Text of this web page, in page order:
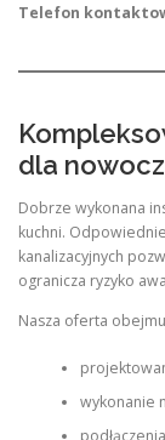
Telefon
dla
Dobrze wykonana
kuchni.
kanalizacyjnych
ogranicza ryzyko
Nasza oferta
wykonanie